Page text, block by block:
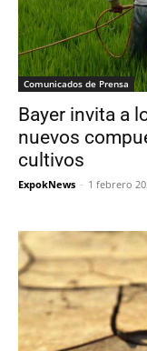
Comunicados de Prensa
Bayer invita a
nuevos
cultivos
ExpokNews - 1 febrero